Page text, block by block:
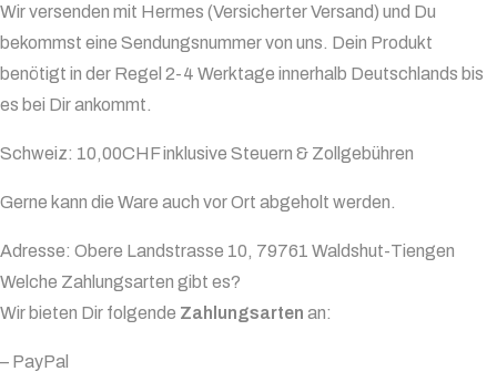
Wir versenden mit Hermes (Versicherter Versand) und Du
bekommst eine Sendungsnummer von uns. Dein Produkt
benötigt in der Regel 2-4 Werktage innerhalb Deutschlands bis
es bei Dir ankommt.
Schweiz: 10,00CHF inklusive Steuern & Zollgebühren
Gerne kann die Ware auch vor Ort abgeholt werden.
Adresse: Obere Landstrasse 10, 79761 Waldshut-Tiengen
Welche Zahlungsarten gibt es?
Wir bieten Dir folgende Zahlungsarten an:
– PayPal